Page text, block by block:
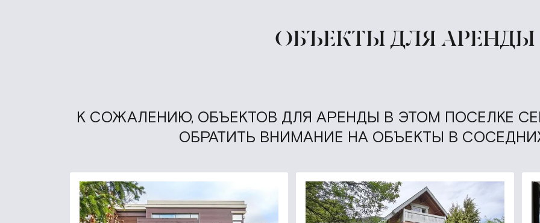
ОБЪЕКТЫ ДЛЯ АРЕНДЫ
К СОЖАЛЕНИЮ, ОБЪЕКТОВ ДЛЯ АРЕНДЫ В ЭТОМ ПОСЕЛКЕ
ОБРАТИТЬ ВНИМАНИЕ НА ОБЪЕКТЫ В